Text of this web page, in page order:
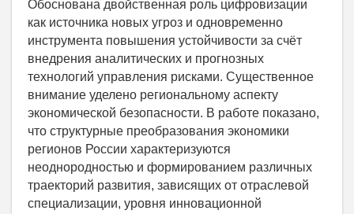
Обоснована двойственная роль цифровизации
как источника новых угроз и одновременно
инструмента повышения устойчивости за счёт
внедрения аналитических и прогнозных
технологий управления рисками. Существенное
внимание уделено региональному аспекту
экономической безопасности. В работе показано,
что структурные преобразования экономики
регионов России характеризуются
неоднородностью и формированием различных
траекторий развития, зависящих от отраслевой
специализации, уровня инновационной